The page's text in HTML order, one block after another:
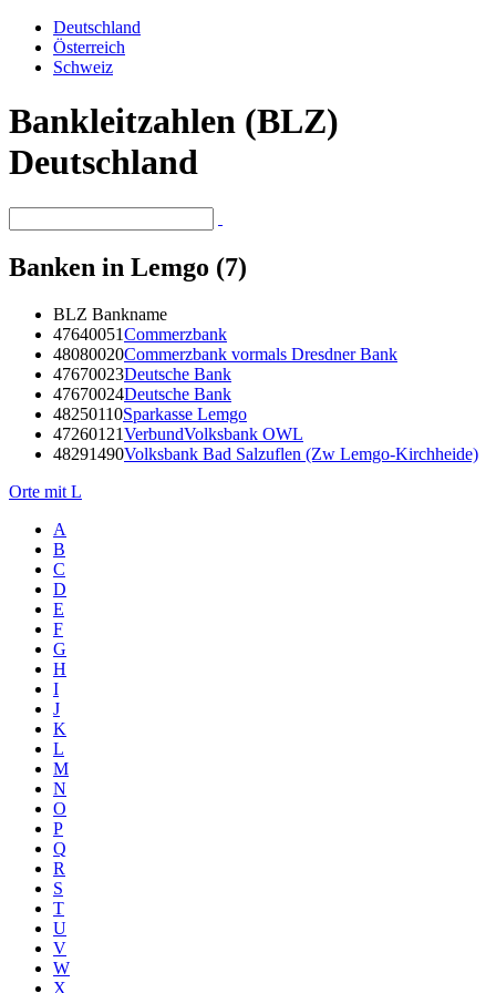
Deutschland
Österreich
Schweiz
Bankleitzahlen (BLZ)
Deutschland
Banken in Lemgo (7)
BLZ Bankname
47640051Commerzbank
48080020Commerzbank vormals Dresdner Bank
47670023Deutsche Bank
47670024Deutsche Bank
48250110Sparkasse Lemgo
47260121VerbundVolksbank OWL
48291490Volksbank Bad Salzuflen (Zw Lemgo-Kirchheide)
Orte mit L
A
B
C
D
E
F
G
H
I
J
K
L
M
N
O
P
Q
R
S
T
U
V
W
X